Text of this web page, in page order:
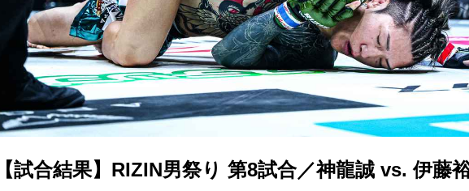
【試合結果】RIZIN男祭り 第8試合／神龍誠 vs. 伊藤